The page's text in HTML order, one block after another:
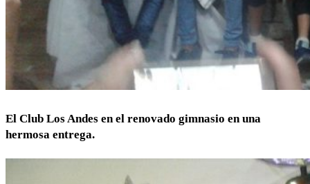
El Club Los Andes en el renovado gimnasio en una
hermosa entrega.